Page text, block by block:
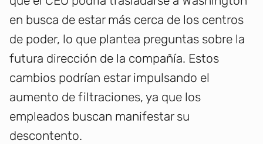
en busca de estar más cerca de los centros
de poder, lo que plantea preguntas sobre la
futura dirección de la compañía. Estos
cambios podrían estar impulsando el
aumento de filtraciones, ya que los
empleados buscan manifestar su
descontento.